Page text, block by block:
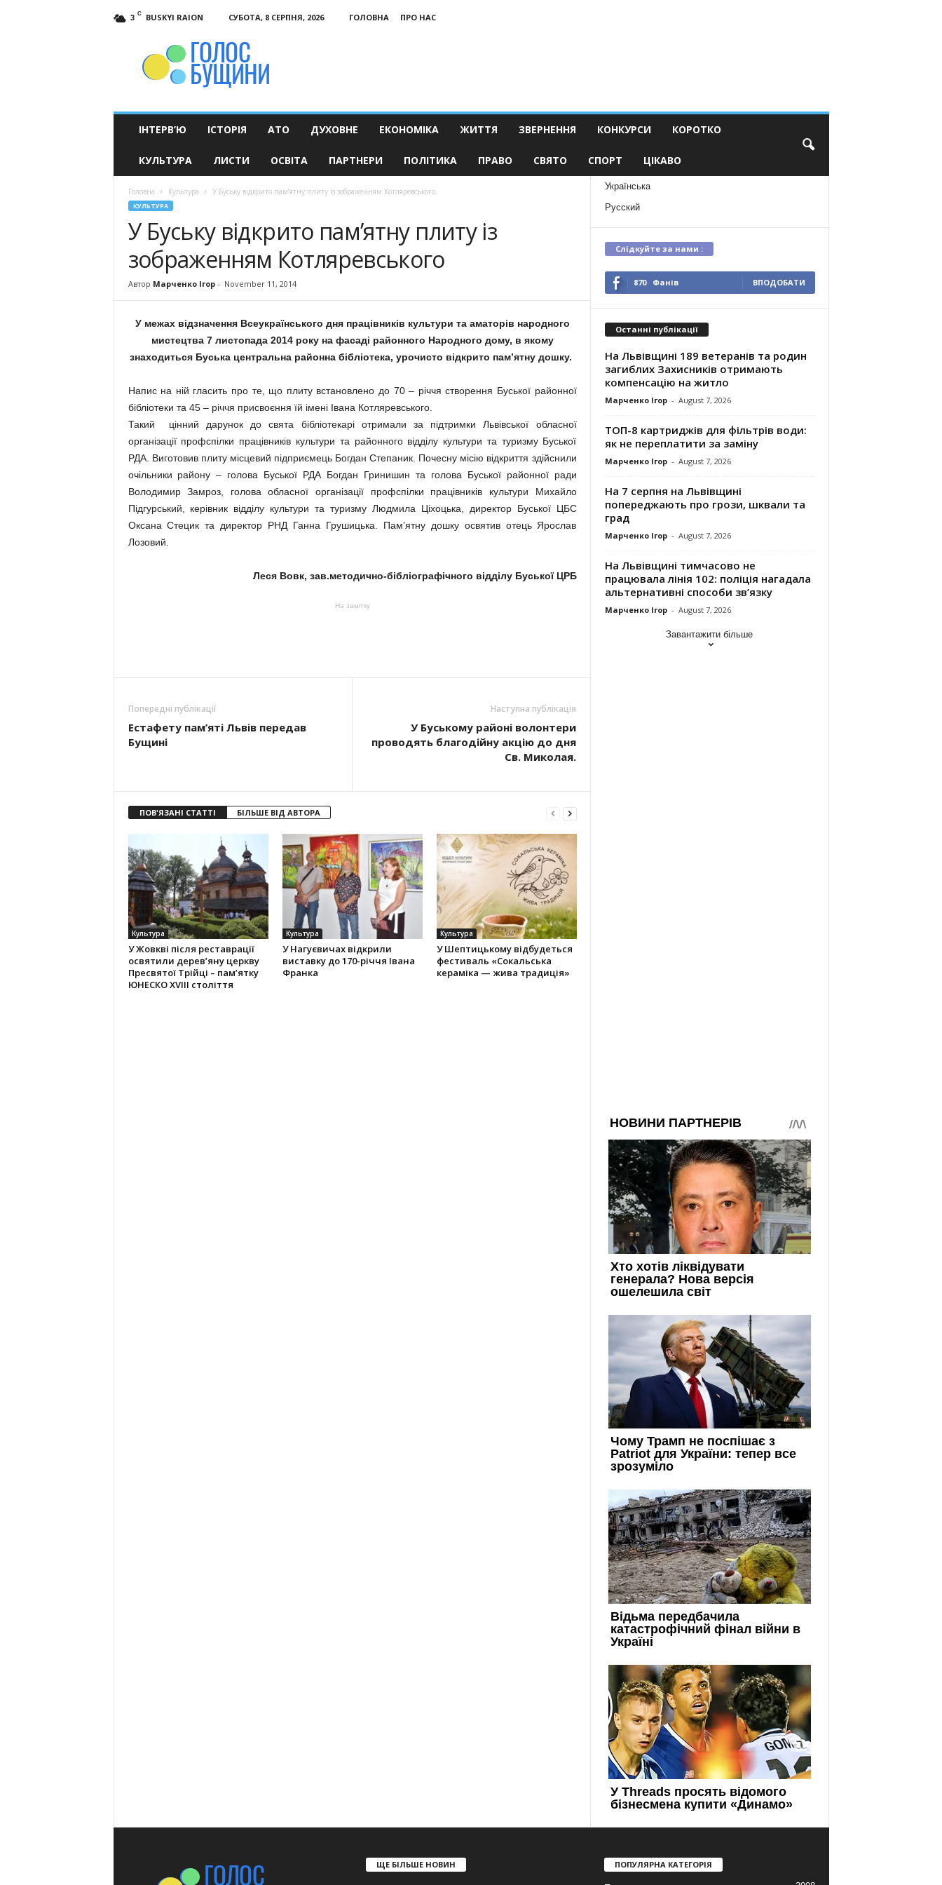
3 C BUSKYI RAION СУБОТА, 8 СЕРПНЯ, 2026 ГОЛОВНА
ПРО НАС
ІНТЕРВ’Ю ІСТОРІЯ АТО ДУХОВНЕ ЕКОНОМІКА ЖИТТЯ ЗВЕРНЕННЯ КОНКУРСИ КОРОТКО
КУЛЬТУРА ЛИСТИ ОСВІТА ПАРТНЕРИ ПОЛІТИКА ПРАВО СВЯТО СПОРТ ЦІКАВО
Головна Культура У Буську відкрито пам’ятну плиту із зображенням Котляревського
КУЛЬТУРА
У Буську відкрито пам’ятну плиту із
зображенням Котляревського
Автор Марченко Ігор- November 11, 2014
У межах відзначення Всеукраїнського дня працівників культури та аматорів народного
мистецтва 7 листопада 2014 року на фасаді районного Народного дому, в якому
знаходиться Буська центральна районна бібліотека, урочисто відкрито пам’ятну дошку.
Напис на ній гласить про те, що плиту встановлено до 70 – річчя створення Буської районної
бібліотеки та 45 – річчя присвоєння їй імені Івана Котляревського.
Такий цінний дарунок до свята бібліотекарі отримали за підтримки Львівської обласної
організації профспілки працівників культури та районного відділу культури та туризму Буської
РДА. Виготовив плиту місцевий підприємець Богдан Степаник. Почесну місію відкриття здійснили
очільники району – голова Буської РДА Богдан Гринишин та голова Буської районної ради
Володимир Замроз, голова обласної організації профспілки працівників культури Михайло
Підгурський, керівник відділу культури та туризму Людмила Ціхоцька, директор Буської ЦБС
Оксана Стецик та директор РНД Ганна Грушицька. Пам’ятну дошку освятив отець Ярослав
Лозовий.
Леся Вовк, зав.методично-бібліографічного відділу Буської ЦРБ
На замітку
Попередні публікації
Естафету пам’яті Львів передав
Бущині
Наступна публікація
У Буському районі волонтери
проводять благодійну акцію до дня
Св. Миколая.
ПОВ'ЯЗАНІ СТАТТІ БІЛЬШЕ ВІД АВТОРА
Культура
У Жовкві після реставрації
освятили дерев’яну церкву
Пресвятої Трійці – пам’ятку
ЮНЕСКО XVIII століття
Культура
У Нагуєвичах відкрили
виставку до 170-річчя Івана
Франка
Культура
У Шептицькому відбудеться
фестиваль «Сокальська
кераміка — жива традиція»
Українська
Русский
Слідкуйте за нами :
870 Фанів ВПОДОБАТИ
Останні публікації
На Львівщині 189 ветеранів та родин
загиблих Захисників отримають
компенсацію на житло
Марченко Ігор - August 7, 2026
ТОП-8 картриджів для фільтрів води:
як не переплатити за заміну
Марченко Ігор - August 7, 2026
На 7 серпня на Львівщині
попереджають про грози, шквали та
град
Марченко Ігор - August 7, 2026
На Львівщині тимчасово не
працювала лінія 102: поліція нагадала
альтернативні способи зв’язку
Марченко Ігор - August 7, 2026
Завантажити більше
ЩЕ БІЛЬШЕ НОВИН ПОПУЛЯРНА КАТЕГОРІЯ